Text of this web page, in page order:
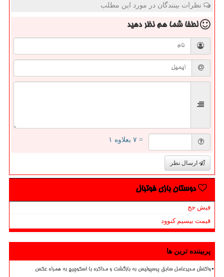
نظرات بینندگان در مورد این مطلب
لطفا شما همنظر دهید
= ۷ بعلاوه ۱
ارسال نظر
دوستان بازی فوتبال
فیش حج
قیمت بیسیم کنوود
پربیننده ترین ها
واکنش مدیرعامل سابق پرسپولیس به بازگشت و مذاکره با اسکوچیچ به همراه عکس